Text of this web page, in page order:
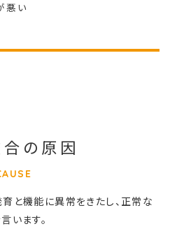
悪い
の原因
と機能に異常をきたし、正常な
います。